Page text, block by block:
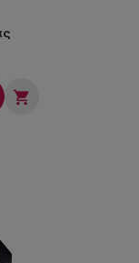
